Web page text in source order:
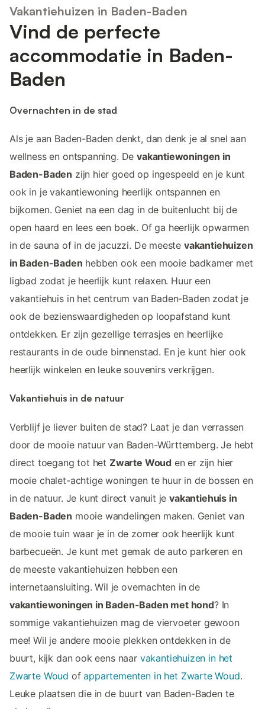
Vakantiehuizen in Baden-Baden
Vind de perfecte
accommodatie in Baden-
Baden
Overnachten in de stad
Als je aan Baden-Baden denkt, dan denk je al snel aan
wellness en ontspanning. Devakantiewoningen in
Baden-Baden zijn hier goed op ingespeeld en je kunt
ook in je vakantiewoning heerlijk ontspannen en
bijkomen. Geniet na een dag in de buitenlucht bij de
open haard en lees een boek. Of ga heerlijk opwarmen
in de sauna of in de jacuzzi. De meeste vakantiehuizen
in Baden-Baden hebben ook een mooie badkamer met
ligbad zodat je heerlijk kunt relaxen. Huur een
vakantiehuis in het centrum van Baden-Baden zodat je
ook de bezienswaardigheden op loopafstand kunt
ontdekken. Er zijn gezellige terrasjes en heerlijke
restaurants in de oude binnenstad. En je kunt hier ook
heerlijk winkelen en leuke souvenirs verkrijgen.
Vakantiehuis in de natuur
Verblijf je liever buiten de stad? Laat je dan verrassen
door de mooie natuur van Baden-Württemberg. Je hebt
direct toegang tot het Zwarte Woud en er zijn hier
mooie chalet-achtige woningen te huur in de bossen en
in de natuur. Je kunt direct vanuit jevakantiehuis in
Baden-Baden mooie wandelingen maken. Geniet van
de mooie tuin waar je in de zomer ook heerlijk kunt
barbecueën. Je kunt met gemak de auto parkeren en
de meeste vakantiehuizen hebben een
internetaansluiting. Wil je overnachten in de
vakantiewoningen in Baden-Baden met hond? In
sommige vakantiehuizen mag de viervoeter gewoon
mee! Wil je andere mooie plekken ontdekken in de
buurt, kijk dan ook eens naar vakantiehuizen in het
Zwarte Woud ofappartementen in het Zwarte Woud.
Leuke plaatsen die in de buurt van Baden-Baden te